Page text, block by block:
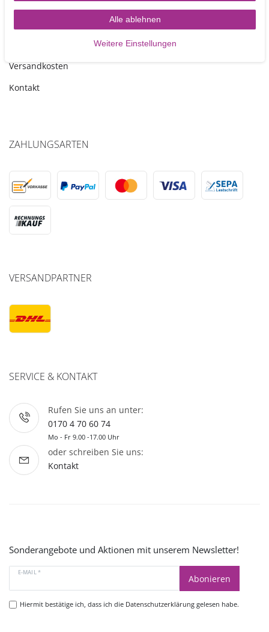
TORTEN-KRAM
Versandkosten
Kontakt
ZAHLUNGSARTEN
VERSANDPARTNER
SERVICE & KONTAKT
Rufen Sie uns an unter:
0170 4 70 60 74
Mo - Fr 9.00 -17.00 Uhr
oder schreiben Sie uns:
Kontakt
Sonderangebote und Aktionen mit unserem Newsletter!
E-MAIL *
Abonieren
Hiermit bestätige ich, dass ich die Datenschutzerklärunggelesen habe.
Alle ablehnen
Weitere Einstellungen